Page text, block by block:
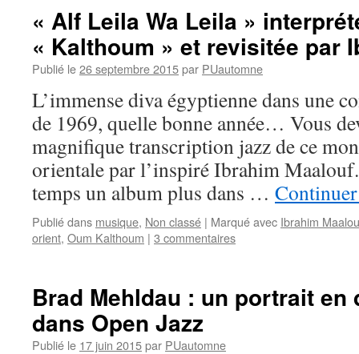
« Alf Leila Wa Leila »
« Kalthoum » et revisitée par
Publié le26 septembre 2015par PUautomne
L’immense diva égyptienne dans une
de 1969, quelle bonne année… Vous
magnifique transcription jazz de ce
orientale par l’inspiré Ibrahim
temps un album plus dans …
Publié dans musique, Non classé | Marqué avec Ibrahim
orient, Oum Kalthoum | 3 commentaires
Brad Mehldau : un portrait en
dans Open Jazz
Publié le 17 juin 2015par PUautomne